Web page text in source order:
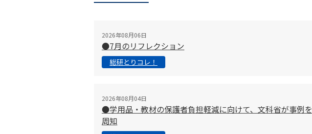
2026年08月06日
●7月のリフレクション
総研とりコレ！
2026年08月04日
●学用品・教材の保護者負担軽減に向けて、文科省が事例を
周知